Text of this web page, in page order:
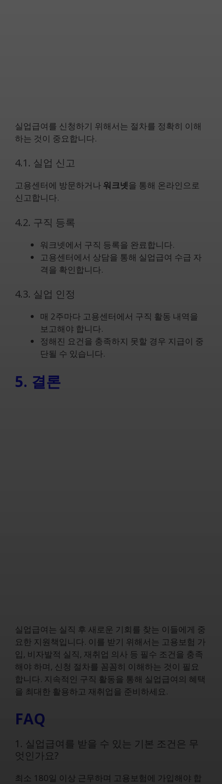
실업급여를 신청하기 위해서는 절차를 정확히 이해
하는 것이 중요합니다.
4.1. 실업 신고
고용센터에 방문하거나 워크넷을 통해 온라인으로
신고합니다.
4.2. 구직 등록
워크넷에서 구직 등록을 완료합니다.
고용센터에서 상담을 통해 실업급여 수급 자
격을 확인합니다.
4.3. 실업 인정
매 2주마다 고용센터에서 구직 활동 내역을
보고해야 합니다.
정해진 요건을 충족하지 못할 경우 지급이 중
단될 수 있습니다.
5. 결론
실업급여는 실직 후 새로운 기회를 찾는 이들에게 중
요한 지원책입니다. 이를 받기 위해서는 고용보험 가
입, 비자발적 실직, 재취업 의사 등 필수 조건을 충족
해야 하며, 신청 절차를 꼼꼼히 이해하는 것이 필요
합니다. 지속적인 구직 활동을 통해 실업급여의 혜택
을 최대한 활용하고 재취업을 준비하세요.
FAQ
1. 실업급여를 받을 수 있는 기본 조건은 무
엇인가요?
최소 180일 이상 근무하며 고용보험에 가입해야 합